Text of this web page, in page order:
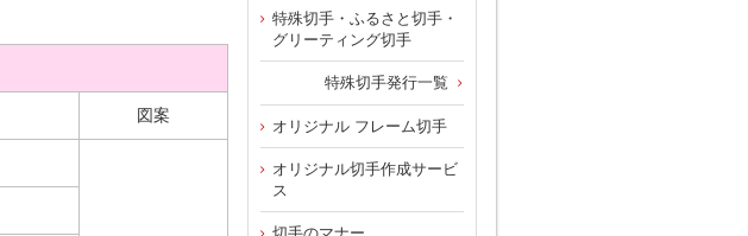
図案
特殊切手・ふるさと切手・
グリーティング切手
特殊切手発行一覧
オリジナル フレーム切手
オリジナル切手作成サービ
ス